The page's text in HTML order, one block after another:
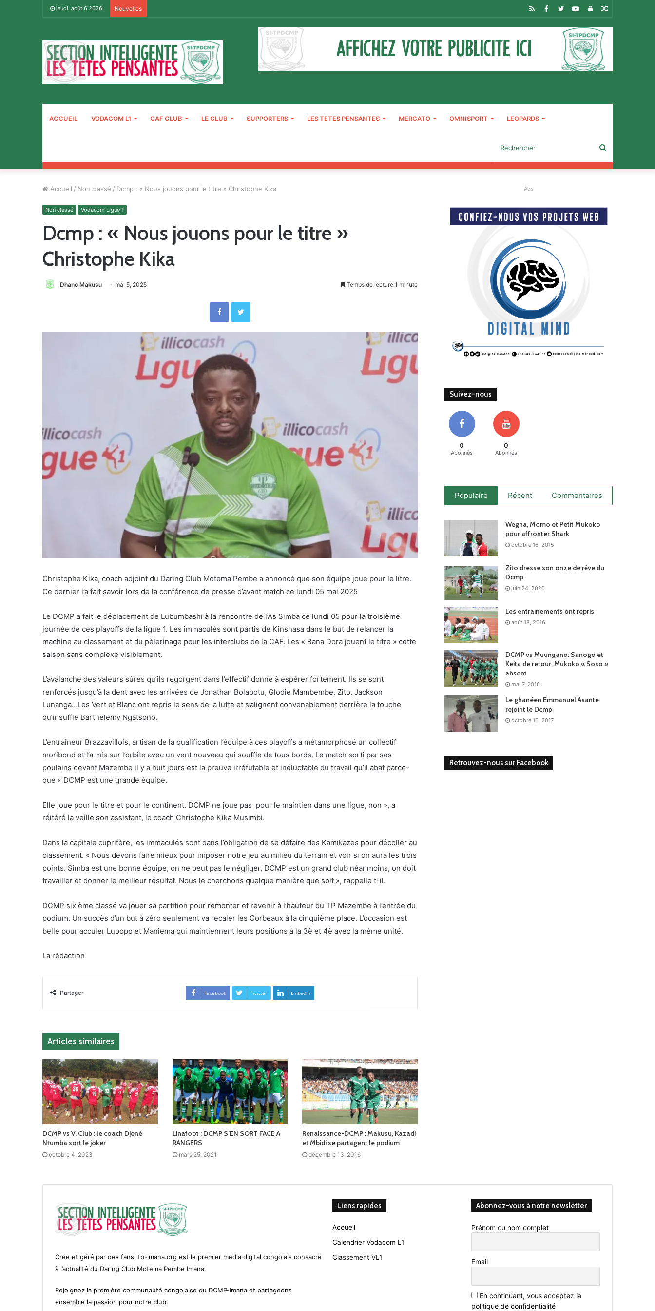
jeudi, août 6 2026 Nouvelles Article
Connexion
YouTube
Twitter
Facebook
RSS
ACCUEIL VODACOM L1 CAF CLUB LE CLUB SUPPORTERS LES TETES PENSANTES MERCATO OMNISPORT LEOPARDS
Accueil / Non classé / Dcmp : « Nous jouons pour le titre » Christophe Kika
Non classé Vodacom Ligue 1
Dcmp : « Nous jouons pour le titre »
Christophe Kika
Dhano Makusu mai 5, 2025 Temps de lecture 1 minute
FacebookTwitter
Christophe Kika, coach adjoint du Daring Club Motema Pembe a annoncé que son équipe joue pour le litre.
Ce dernier l’a fait savoir lors de la conférence de presse d’avant match ce lundi 05 mai 2025
Le DCMP a fait le déplacement de Lubumbashi à la rencontre de l’As Simba ce lundi 05 pour la troisième
journée de ces playoffs de la ligue 1. Les immaculés sont partis de Kinshasa dans le but de relancer la
machine au classement et du pèlerinage pour les interclubs de la CAF. Les « Bana Dora jouent le titre » cette
saison sans complexe visiblement.
L’avalanche des valeurs sûres qu’ils regorgent dans l’effectif donne à espérer fortement. Ils se sont
renforcés jusqu’à la dent avec les arrivées de Jonathan Bolabotu, Glodie Mambembe, Zito, Jackson
Lunanga…Les Vert et Blanc ont repris le sens de la lutte et s’alignent convenablement derrière la touche
qu’insuffle Barthelemy Ngatsono.
L’entraîneur Brazzavillois, artisan de la qualification l’équipe à ces playoffs a métamorphosé un collectif
moribond et l’a mis sur l’orbite avec un vent nouveau qui souffle de tous bords. Le match sorti par ses
poulains devant Mazembe il y a huit jours est la preuve irréfutable et inéluctable du travail qu’il abat parce-
que « DCMP est une grande équipe.
Elle joue pour le titre et pour le continent. DCMP ne joue pas pour le maintien dans une ligue, non », a
réitéré la veille son assistant, le coach Christophe Kika Musimbi.
Dans la capitale cuprifère, les immaculés sont dans l’obligation de se défaire des Kamikazes pour décoller au
classement. « Nous devons faire mieux pour imposer notre jeu au milieu du terrain et voir si on aura les trois
points. Simba est une bonne équipe, on ne peut pas le négliger, DCMP est un grand club néanmoins, on doit
travailler et donner le meilleur résultat. Nous le cherchons quelque manière que soit », rappelle t-il.
DCMP sixième classé va jouer sa partition pour remonter et revenir à l’hauteur du TP Mazembe à l’entrée du
podium. Un succès d’un but à zéro seulement va recaler les Corbeaux à la cinquième place. L’occasion est
belle pour acculer Lupopo et Maniema qui maintiennent leurs positions à la 3è et 4è avec la même unité.
La rédaction
Partager Facebook Twitter Linkedin
Articles similaires
DCMP vs V. Club : le coach Djené
Ntumba sort le joker
octobre 4, 2023
Linafoot : DCMP S’EN SORT FACE A
RANGERS
mars 25, 2021
Renaissance-DCMP : Makusu, Kazadi
et Mbidi se partagent le podium
décembre 13, 2016
Ads
Suivez-nous
0
Abonnés
0
Abonnés
Populaire Récent Commentaires
Wegha, Momo et Petit Mukoko
pour affronter Shark
octobre 16, 2015
Zito dresse son onze de rêve du
Dcmp
juin 24, 2020
Les entrainements ont repris
août 18, 2016
DCMP vs Muungano: Sanogo et
Keita de retour, Mukoko « Soso »
absent
mai 7, 2016
Le ghanéen Emmanuel Asante
rejoint le Dcmp
octobre 16, 2017
Retrouvez-nous sur Facebook
Crée et géré par des fans, tp-imana.org est le premier média digital congolais consacré
à l’actualité du Daring Club Motema Pembe Imana.
Rejoignez la première communauté congolaise du DCMP-Imana et partageons
ensemble la passion pour notre club.
Liens rapides
Accueil
Calendrier Vodacom L1
Classement VL1
Abonnez-vous à notre newsletter
Prénom ou nom complet
Email
En continuant, vous acceptez la
politique de confidentialité